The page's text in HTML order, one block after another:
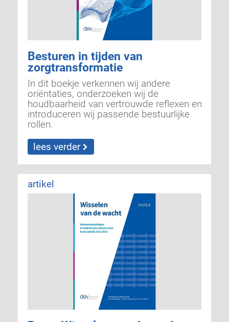
Besturen in tijden van
zorgtransformatie
In dit boekje verkennen wij andere
oriëntaties, onderzoeken wij de
houdbaarheid van vertrouwde reflexen en
introduceren wij passende bestuurlijke
rollen.
lees verder
artikel